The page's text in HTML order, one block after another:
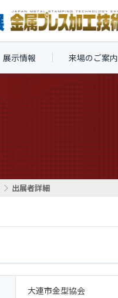
展示情報 来場のご案内
出展者詳細
大連市金型協会